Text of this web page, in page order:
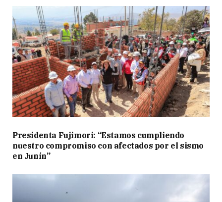
Presidenta Fujimori: “Estamos cumpliendo
nuestro compromiso con afectados por el sismo
en Junín”